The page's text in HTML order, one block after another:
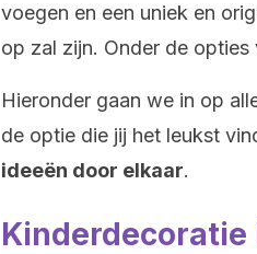
voegen en een uniek en
op zal zijn. Onder de
Hieronder gaan we in op
de optie die jij het leukst
ideeën door elkaar.